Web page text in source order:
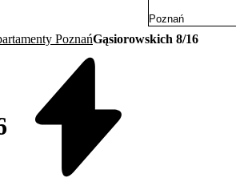
PoznańGąsiorowskich 8/16